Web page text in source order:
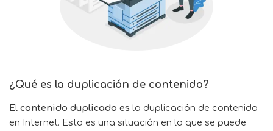
¿Qué es la duplicación de contenido?
El contenido duplicado es la duplicación de contenido
en Internet. Esta es una situación en la que se puede